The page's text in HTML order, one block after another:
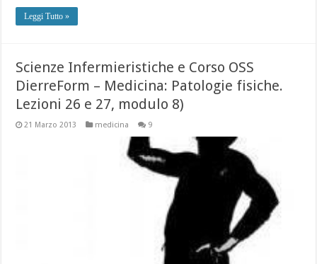
Leggi Tutto »
Scienze Infermieristiche e Corso OSS
DierreForm – Medicina: Patologie fisiche.
Lezioni 26 e 27, modulo 8)
21 Marzo 2013 medicina 9